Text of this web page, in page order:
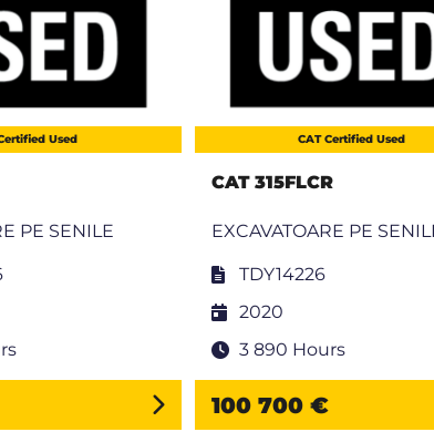
Used
PE SENILE
CAT Certified Used
CAT 315FLCR
EXCAVATOARE PE
TDY14226
2020
3 890 Hours
100 700 €